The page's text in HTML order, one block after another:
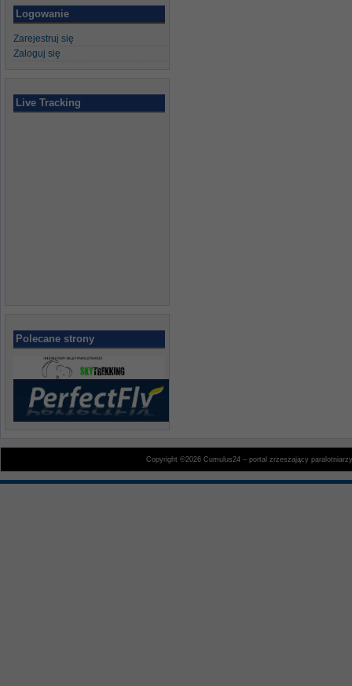
Logowanie
Zarejestruj się
Zaloguj się
Live Tracking
Polecane strony
Copyright ©2026 Cumulus24 – portal zrzeszający